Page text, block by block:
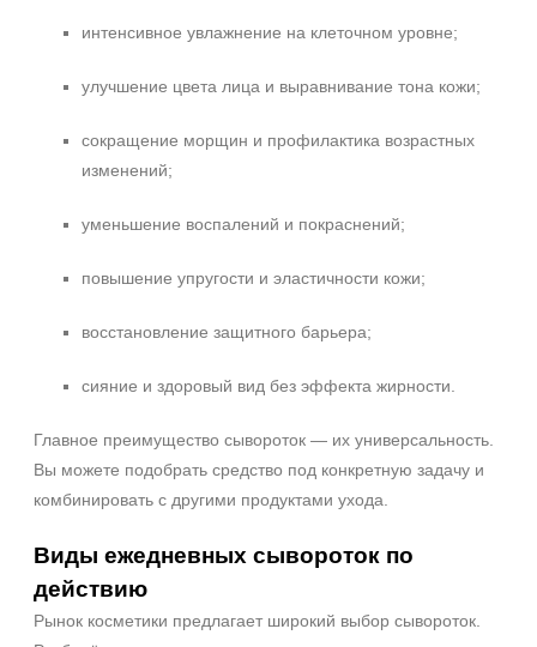
интенсивное увлажнение на клеточном уровне;
улучшение цвета лица и выравнивание тона кожи;
сокращение морщин и профилактика возрастных
изменений;
уменьшение воспалений и покраснений;
повышение упругости и эластичности кожи;
восстановление защитного барьера;
сияние и здоровый вид без эффекта жирности.
Главное преимущество сывороток — их универсальность.
Вы можете подобрать средство под конкретную задачу и
комбинировать с другими продуктами ухода.
Виды ежедневных сывороток по
действию
Рынок косметики предлагает широкий выбор сывороток.